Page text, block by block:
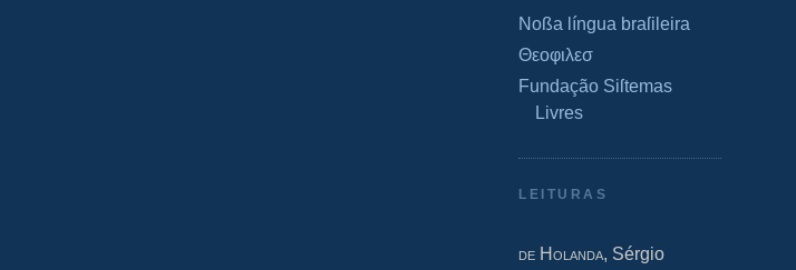
Noßa língua braſileira
Θεοφιλεσ
Fundação Siſtemas
Livres
LEITURAS
de Holanda, Sérgio